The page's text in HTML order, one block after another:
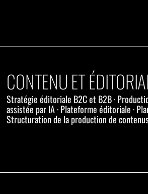
CONTENU ET
Stratégie éditoriale B2C et B2B ·
assistée par IA · Plateforme éditoriale ·
Structuration de la production de